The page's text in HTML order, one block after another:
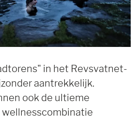
in het Revsvatnet-
aantrekkelijk.
ook de ultieme